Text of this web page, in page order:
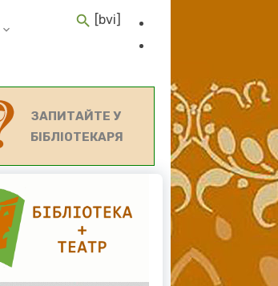
[bvi]
ЗАПИТАЙТЕ У
БІБЛІОТЕКАРЯ